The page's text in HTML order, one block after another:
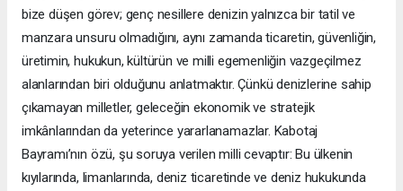
bize düşen görev; genç nesillere denizin yalnızca bir tatil ve
manzara unsuru olmadığını, aynı zamanda ticaretin, güvenliğin,
üretimin, hukukun, kültürün ve milli egemenliğin vazgeçilmez
alanlarından biri olduğunu anlatmaktır. Çünkü denizlerine sahip
çıkamayan milletler, geleceğin ekonomik ve stratejik
imkânlarından da yeterince yararlanamazlar. Kabotaj
Bayramı’nın özü, şu soruya verilen milli cevaptır: Bu ülkenin
kıyılarında, limanlarında, deniz ticaretinde ve deniz hukukunda